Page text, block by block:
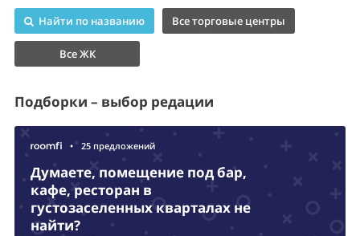
Найти по названию Все торговые центры
Все ЖК
Подборки – выбор редации
• 25 предложений
Думаете, помещение под бар,
кафе, ресторан в
густозаселенных кварталах не
найти?